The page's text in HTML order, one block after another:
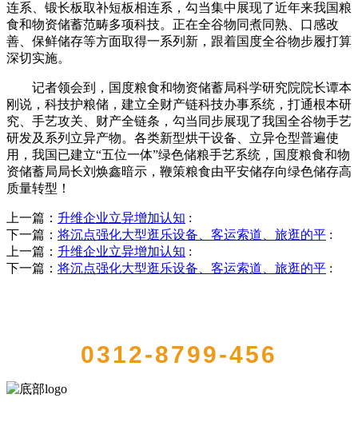
连系、锻长板取补短板相连系，勾当集中展现了近年来我国粮
食和物资储蓄范畴多项科技。正在全谷物同煮同熟、口感改
善、保鲜储存等方面取得一系列新，跟着国度全谷物步履打算
深切实施。
记者领会到，国度粮食和物资储蓄局科学研究院院长谭本
刚说，科技护粮储，建立全财产链科技办事系统，打通根本研
究、手艺攻关、财产全链条，勾当同步展现了我国全谷物手艺
研发及系列立异产物。各类新型烘干设备、立异仓型普遍使
用，我国已建立“五位一体”绿色储粮手艺系统，国度粮食和物
资储蓄局局长刘焕鑫暗示，鞭策粮食由平安储存向绿色储存高
质量转型！
上一篇： 升维企业立异增加认知 :
下一篇： 将沉点强化大型逛乐设备、客运索道、旅逛的平 :
上一篇： 升维企业立异增加认知 :
下一篇： 将沉点强化大型逛乐设备、客运索道、旅逛的平 :
0312-8799-456